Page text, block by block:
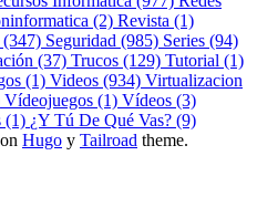
(2) Revista (1)
(347) Seguridad (985) Series (94)
(37) Trucos (129) Tutorial (1)
(1) Videos (934) Virtualizacion
Vídeojuegos (1) Vídeos (3)
(1) ¿Y Tú De Qué Vas? (9)
Hugo y Tailroad theme.